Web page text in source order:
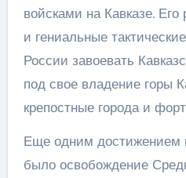
войсками на Кавказе.
и гениальные
России завоевать
под свое владение горы
крепостные города и
Еще одним достижением
было освобождение